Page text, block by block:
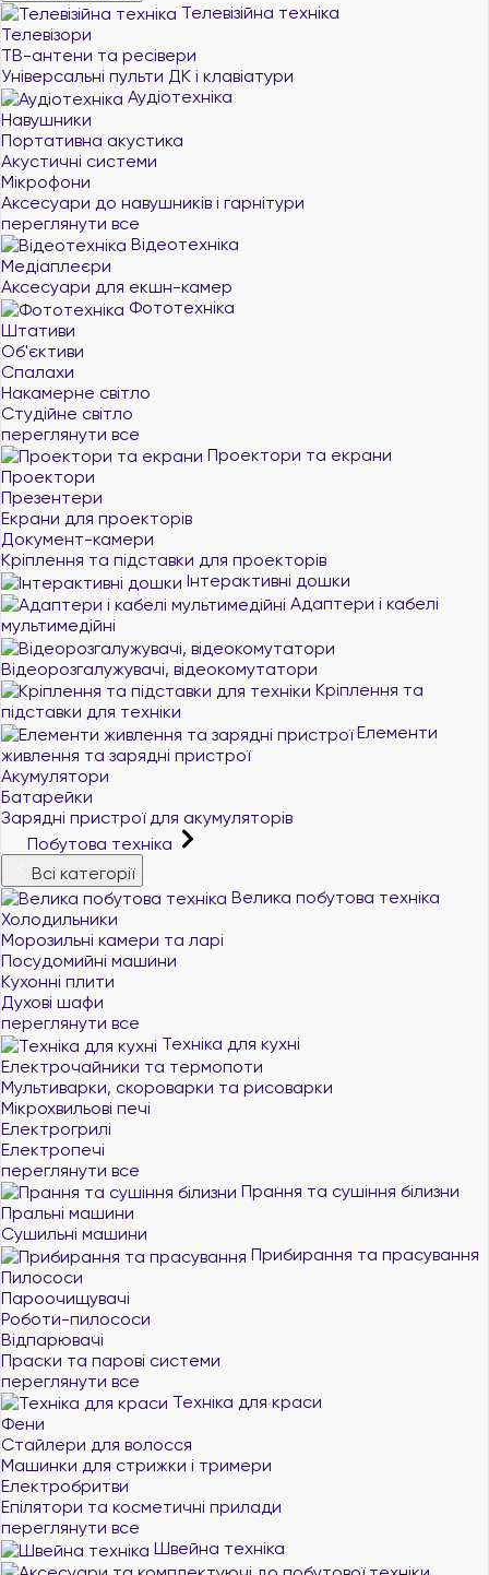
Телевізійна техніка
Телевізори
ТВ-антени та ресівери
Універсальні пульти ДК і клавіатури
Аудіотехніка
Навушники
Портативна акустика
Акустичні системи
Мікрофони
Аксесуари до навушників і гарнітури
переглянути все
Відеотехніка
Медіаплеєри
Аксесуари для екшн-камер
Фототехніка
Штативи
Об'єктиви
Спалахи
Накамерне світло
Студійне світло
переглянути все
Проектори та екрани
Проектори
Презентери
Екрани для проекторів
Документ-камери
Кріплення та підставки для проекторів
Інтерактивні дошки
Адаптери і кабелі
мультимедійні
Відеорозгалужувачі, відеокомутатори
Кріплення та
підставки для техніки
Елементи
живлення та зарядні пристрої
Акумулятори
Батарейки
Зарядні пристрої для акумуляторів
Побутова техніка
Всі категорії
Велика побутова техніка
Холодильники
Морозильні камери та ларі
Посудомийні машини
Кухонні плити
Духові шафи
переглянути все
Техніка для кухні
Електрочайники та термопоти
Мультиварки, скороварки та рисоварки
Мікрохвильові печі
Електрогрилі
Електропечі
переглянути все
Прання та сушіння білизни
Пральні машини
Сушильні машини
Прибирання та прасування
Пилососи
Пароочищувачі
Роботи-пилососи
Відпарювачі
Праски та парові системи
переглянути все
Техніка для краси
Фени
Стайлери для волосся
Машинки для стрижки і тримери
Електробритви
Епілятори та косметичні прилади
переглянути все
Швейна техніка